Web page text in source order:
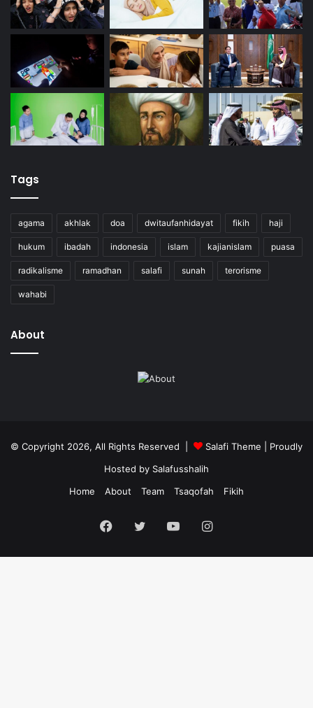
Tags
agama akhlak doa dwitaufanhidayat fikih haji
hukum ibadah indonesia islam kajianislam puasa
radikalisme ramadhan salafi sunah terorisme
wahabi
About
© Copyright 2026, All Rights Reserved | Salafi Theme | Proudly
Hosted by Salafusshalih
Home
About Team Tsaqofah Fikih
Facebook
Twitter YouTubeInstagram